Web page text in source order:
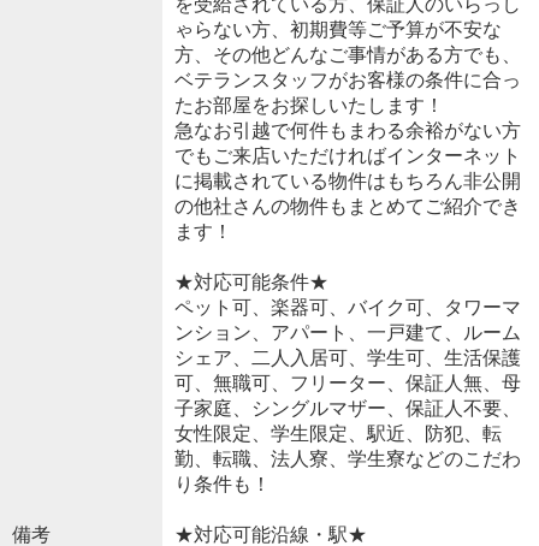
備考
を受給されている方、保証人のいらっし
ゃらない方、初期費等ご予算が不安な
方、その他どんなご事情がある方でも、
ベテランスタッフがお客様の条件に合っ
たお部屋をお探しいたします！
急なお引越で何件もまわる余裕がない方
でもご来店いただければインターネット
に掲載されている物件はもちろん非公開
の他社さんの物件もまとめてご紹介でき
ます！
★対応可能条件★
ペット可、楽器可、バイク可、タワーマ
ンション、アパート、一戸建て、ルーム
シェア、二人入居可、学生可、生活保護
可、無職可、フリーター、保証人無、母
子家庭、シングルマザー、保証人不要、
女性限定、学生限定、駅近、防犯、転
勤、転職、法人寮、学生寮などのこだわ
り条件も！
★対応可能沿線・駅★